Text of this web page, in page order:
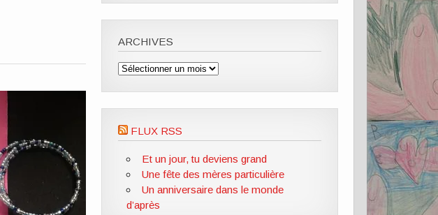
ARCHIVES
Archives
FLUX RSS
Et un jour, tu deviens grand
Une fête des mères particulière
Un anniversaire dans le monde
d’après